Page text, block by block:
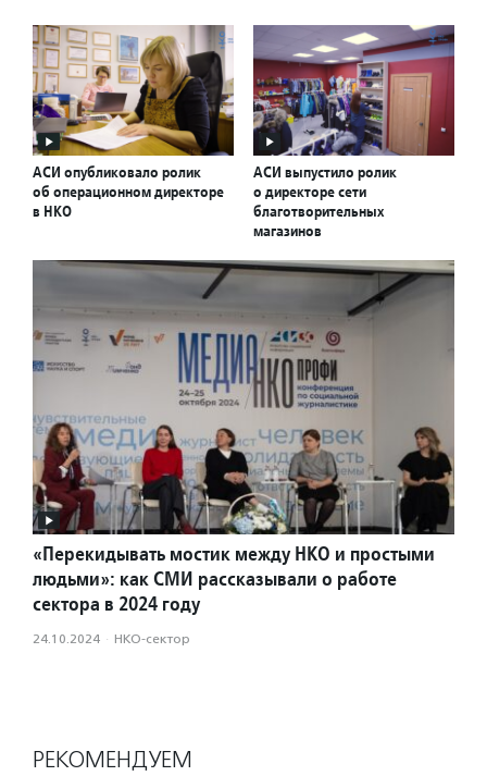
АСИ опубликовало ролик
об операционном директоре
в НКО
АСИ выпустило ролик
о директоре сети
благотворительных
магазинов
«Перекидывать мостик между НКО и простыми
людьми»: как СМИ рассказывали о работе
сектора в 2024 году
24.10.2024 · НКО-сектор
РЕКОМЕНДУЕМ